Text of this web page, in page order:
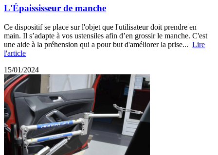
L'Épaississeur de manche
Ce dispositif se place sur l'objet que l'utilisateur doit prendre en
main. Il s’adapte à vos ustensiles afin d’en grossir le manche. C'est
une aide à la préhension qui a pour but d'améliorer la prise... Lire
l'article
15/01/2024